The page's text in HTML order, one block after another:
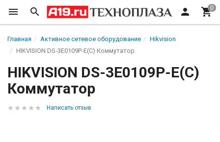
Главная Активное сетевое оборудование
Hikvision
HIKVISION DS-3E0109P-E(C) Коммутатор
HIKVISION DS-3E0109P-E(C)
Коммутатор
Написать отзыв